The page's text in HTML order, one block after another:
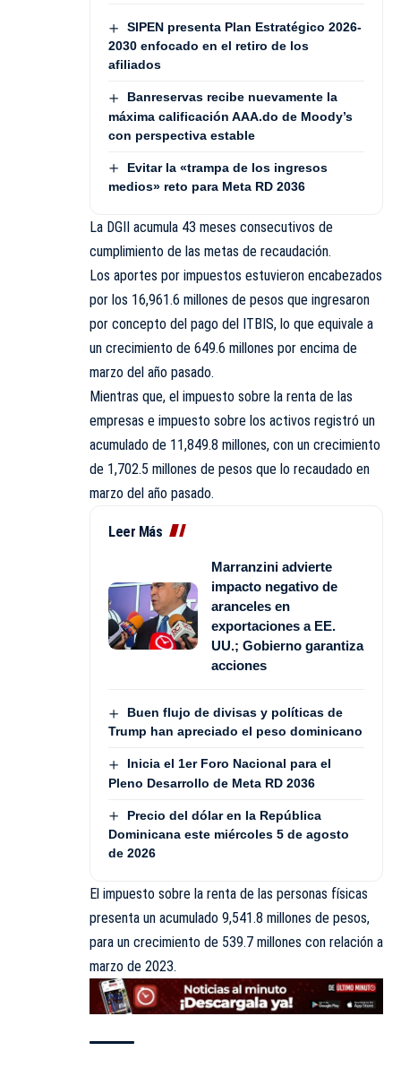
SIPEN presenta Plan Estratégico 2026-
2030 enfocado en el retiro de los
afiliados
Banreservas recibe nuevamente la
máxima calificación AAA.do de Moody’s
con perspectiva estable
Evitar la «trampa de los ingresos
medios» reto para Meta RD 2036
La DGII acumula 43 meses consecutivos de
cumplimiento de las metas de recaudación.
Los aportes por impuestos estuvieron encabezados
por los 16,961.6 millones de pesos que ingresaron
por concepto del pago del ITBIS, lo que equivale a
un crecimiento de 649.6 millones por encima de
marzo del año pasado.
Mientras que, el impuesto sobre la renta de las
empresas e impuesto sobre los activos registró un
acumulado de 11,849.8 millones, con un crecimiento
de 1,702.5 millones de pesos que lo recaudado en
marzo del año pasado.
Leer Más
Marranzini advierte
impacto negativo de
aranceles en
exportaciones a EE.
UU.; Gobierno garantiza
acciones
Buen flujo de divisas y políticas de
Trump han apreciado el peso dominicano
Inicia el 1er Foro Nacional para el
Pleno Desarrollo de Meta RD 2036
Precio del dólar en la República
Dominicana este miércoles 5 de agosto
de 2026
El impuesto sobre la renta de las personas físicas
presenta un acumulado 9,541.8 millones de pesos,
para un crecimiento de 539.7 millones con relación a
marzo de 2023.